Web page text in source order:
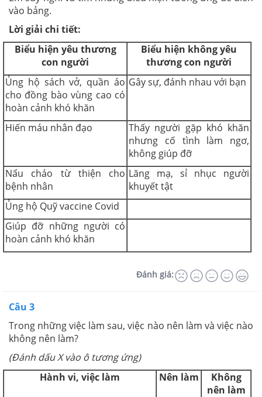
vào bảng.
Lời giải chi tiết:
Biểu hiện yêu thương
con người
Biểu hiện không yêu
thương con người
Ủng hộ sách vở, quần áo
cho đồng bào vùng cao có
hoàn cảnh khó khăn
Gây sự, đánh nhau với bạn
Hiến máu nhân đạo
Thấy người gặp khó khăn
nhưng cố tình làm ngơ,
không giúp đỡ
Nấu cháo từ thiện cho
bệnh nhân
Lăng mạ, sỉ nhục người
khuyết tật
Ủng hộ Quỹ vaccine Covid
Giúp đỡ những người có
hoàn cảnh khó khăn
Đánh giá:
Câu 3
Trong những việc làm sau, việc nào nên làm và việc nào
không nên làm?
(Đánh dấu X vào ô tương ứng)
Hành vi, việc làm
Nên làm
Không
nên làm